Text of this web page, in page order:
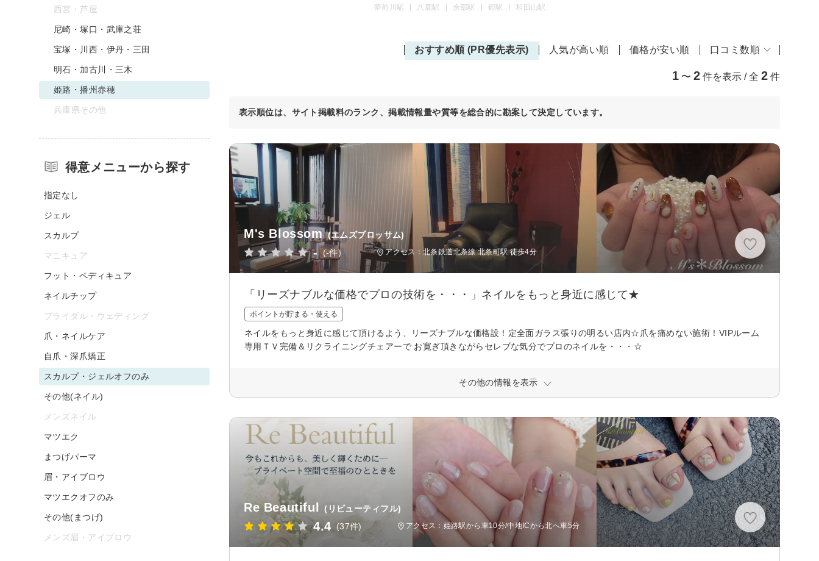
夢前川駅
八鹿駅 余部駅 鎧駅 和田山駅
おすすめ順 (PR優先表示) 人気が高い順 価格が安い順 口コミ数順
1 〜 2 件を表示 / 全 2 件
表示順位は、サイト掲載料のランク、掲載情報量や質等を総合的に勘案して決定しています。
M's Blossom (エムズブロッサム)
- (-件) アクセス：北条鉄道北条線 北条町駅 徒歩4分
「リーズナブルな価格でプロの技術を・・・」ネイルをもっと身近に感じて★
ポイントが貯まる・使える
ネイルをもっと身近に感じて頂けるよう、リーズナブルな価格設！定全面ガラス張りの明るい店内☆爪を痛めない施術！VIPルーム
専用ＴＶ完備＆リクライニングチェアーで お寛ぎ頂きながらセレブな気分でプロのネイルを・・・☆
その他の情報を表示
Re Beautiful (リビューティフル)
4.4 (37件) アクセス：姫路駅から車10分/中地ICから北へ車5分
西宮・芦屋
尼崎・塚口・武庫之荘
宝塚・川西・伊丹・三田
明石・加古川・三木
姫路・播州赤穂
兵庫県その他
得意メニューから探す
指定なし
ジェル
スカルプ
マニキュア
フット・ペディキュア
ネイルチップ
ブライダル・ウェディング
爪・ネイルケア
自爪・深爪矯正
スカルプ・ジェルオフのみ
その他(ネイル)
メンズネイル
マツエク
まつげパーマ
眉・アイブロウ
マツエクオフのみ
その他(まつげ)
メンズ眉・アイブロウ